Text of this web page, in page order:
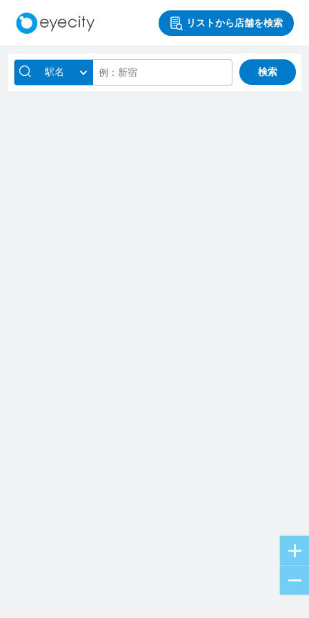
リストから店舗を検索
駅名 検索